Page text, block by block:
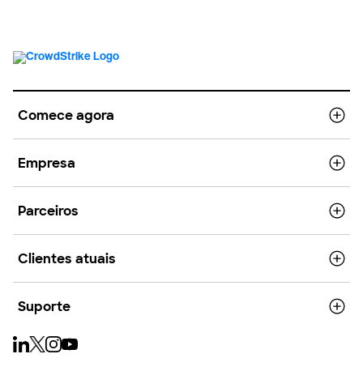
Comece agora
Empresa
Parceiros
Clientes atuais
Suporte